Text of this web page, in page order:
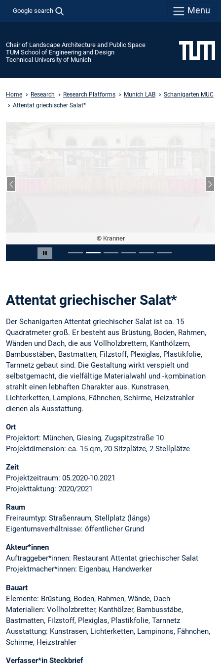
Google search Menu
Chair of Landscape Architecture and Public Space
TUM School of Engineering and Design
Technical University of Munich
Home Research Research Platforms Munich LAB
Schanigarten MUC
Attentat griechischer Salat*
Pause carousel
© Kranner
Previous slide
Slide 2 of 6
Attentat griechischer Salat*
Der Schanigarten Attentat griechischer Salat ist ca. 15
Quadratmeter groß. Er besteht aus Brüstung, Boden, Rahmen,
Wänden und Dach, die aus Vollholzbrettern, Kanthölzern,
Bambusstäben, Bastmatten, Filzstoff, Plexiglas, Plastikfolie,
Tarnnetz gebaut sind. Die Gestaltung wirkt verspielt und
selbstgemacht, die vielfältige Materialwahl und -kombination
strahlt einen lebhaften Charakter aus. Kunstrasen,
Lichterketten, Lampions, Fähnchen, Schirme, Heizstrahler
dienen als Ausstattung.
Ort
Projektort: München, Giesing, Zugspitzstraße 10
Projektdimension: ca. 15 qm, 20 Sitzplätze, 2 Stellplätze
Zeit
Projektzeitraum: 05.2020-10.2021
Projekttaktung: 2020/2021
Raum
Freiraumtyp: Straßenraum, Stellplatz (längs)
Eigentumsverhältnisse: öffentlicher Grund
Akteur*innen
Auftraggeber*innen: Restaurant Attentat griechischer Salat
Projektmacher*innen: Eigenbau, Handwerker
Bauart
Elemente: Brüstung, Boden, Rahmen, Wände, Dach
Materialien: Vollholzbretter, Kanthölzer, Bambusstäbe,
Bastmatten, Filzstoff, Plexiglas, Plastikfolie, Tarnnetz
Ausstattung: Kunstrasen, Lichterketten, Lampinons, Fähnchen,
Schirme, Heizstrahler
Verfasser*in Steckbrief